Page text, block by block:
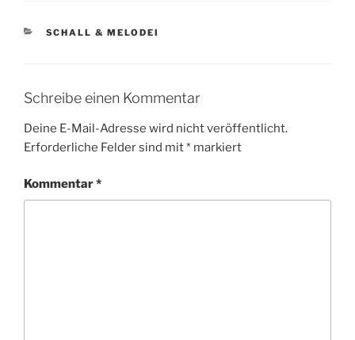
KATEGORIEN
SCHALL & MELODEI
Schreibe einen Kommentar
Deine E-Mail-Adresse wird nicht veröffentlicht.
Erforderliche Felder sind mit* markiert
Kommentar*